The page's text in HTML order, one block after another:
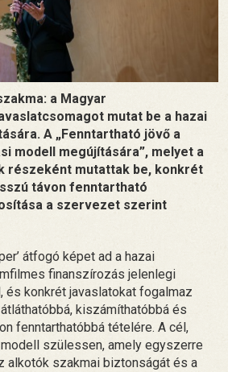
a Magyar
mutat be a hazai
A „Fenntartható jövő a
modell megújítására”, melyet a
részeként mutattak be, konkrét
távon fenntartható
a szervezet szerint
átfogó képet ad a hazai
finanszírozás jelenlegi
és konkrét javaslatokat fogalmaz
kiszámíthatóbbá és
fenntarthatóbbá tételére. A cél,
modell szülessen, amely egyszerre
alkotók szakmai biztonságát és a